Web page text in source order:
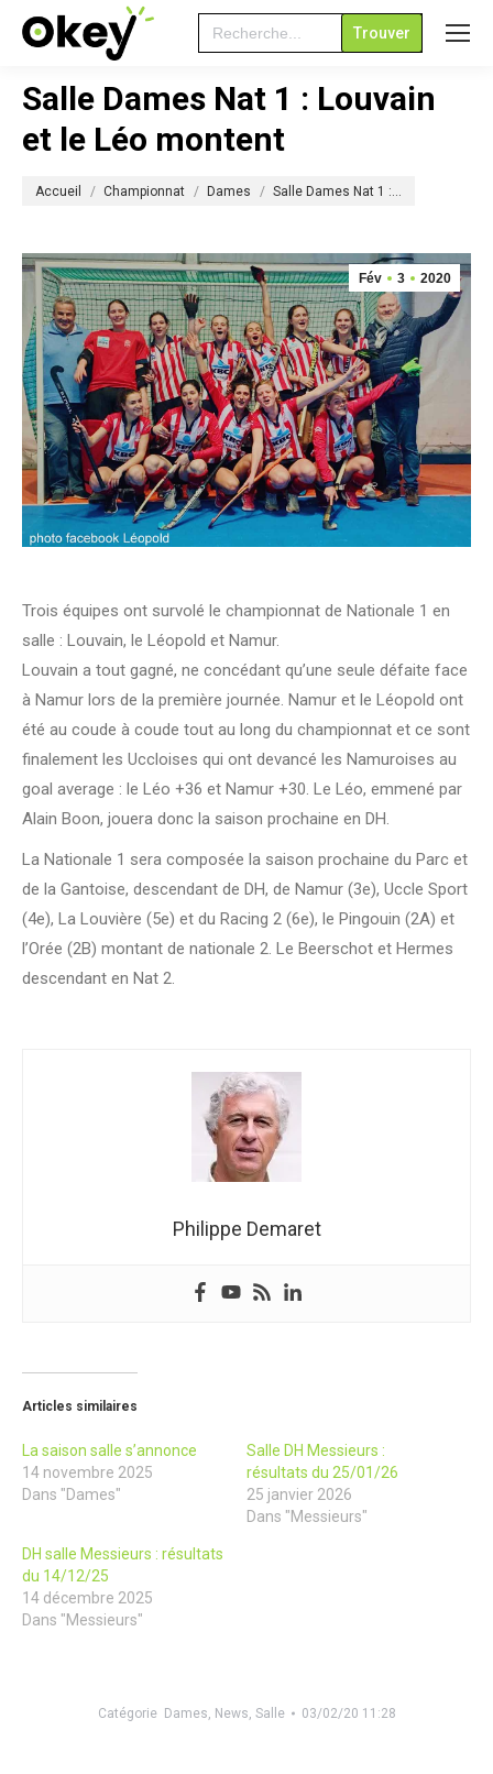
Search
for:
Salle Dames Nat 1 : Louvain
et le Léo montent
Accueil Championnat Dames Salle Dames Nat 1 :…
Fév 3 2020
Trois équipes ont survolé le championnat de Nationale 1 en
salle : Louvain, le Léopold et Namur.
Louvain a tout gagné, ne concédant qu’une seule défaite face
à Namur lors de la première journée. Namur et le Léopold ont
été au coude à coude tout au long du championnat et ce sont
finalement les Uccloises qui ont devancé les Namuroises au
goal average : le Léo +36 et Namur +30. Le Léo, emmené par
Alain Boon, jouera donc la saison prochaine en DH.
La Nationale 1 sera composée la saison prochaine du Parc et
de la Gantoise, descendant de DH, de Namur (3e), Uccle Sport
(4e), La Louvière (5e) et du Racing 2 (6e), le Pingouin (2A) et
l’Orée (2B) montant de nationale 2. Le Beerschot et Hermes
descendant en Nat 2.
Philippe Demaret
Articles similaires
La saison salle s’annonce
14 novembre 2025
Dans "Dames"
Salle DH Messieurs :
résultats du 25/01/26
25 janvier 2026
Dans "Messieurs"
DH salle Messieurs : résultats
du 14/12/25
14 décembre 2025
Dans "Messieurs"
Catégorie Dames, News, Salle 03/02/20 11:28